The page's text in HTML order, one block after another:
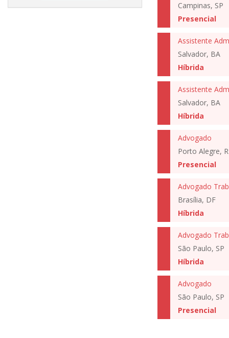
Campinas, SP
Presencial
Assistente
Salvador, BA
Híbrida
Assistente
Salvador, BA
Híbrida
Advogado
Porto Alegre,
Presencial
Advogado
Brasília, DF
Híbrida
Advogado
São Paulo, SP
Híbrida
Advogado
São Paulo, SP
Presencial